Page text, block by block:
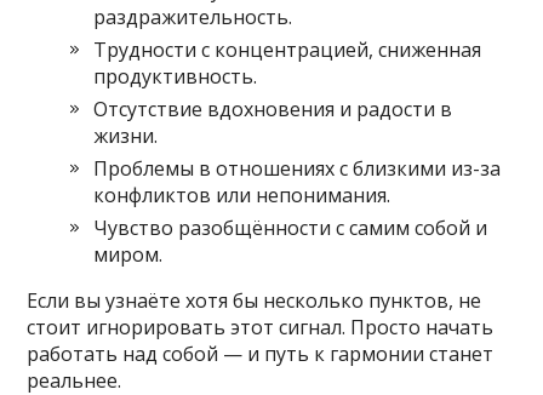
раздражительность.
Трудности с концентрацией, сниженная
продуктивность.
Отсутствие вдохновения и радости в
жизни.
Проблемы в отношениях с близкими из-за
конфликтов или непонимания.
Чувство разобщённости с самим собой и
миром.
Если вы узнаёте хотя бы несколько пунктов, не
стоит игнорировать этот сигнал. Просто начать
работать над собой — и путь к гармонии станет
реальнее.